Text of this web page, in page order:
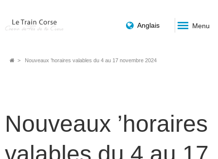
Anglais Menu
Breadcrumb
Nouveaux ’horaires valables du 4 au 17 novembre 2024
Nouveaux ’horaires